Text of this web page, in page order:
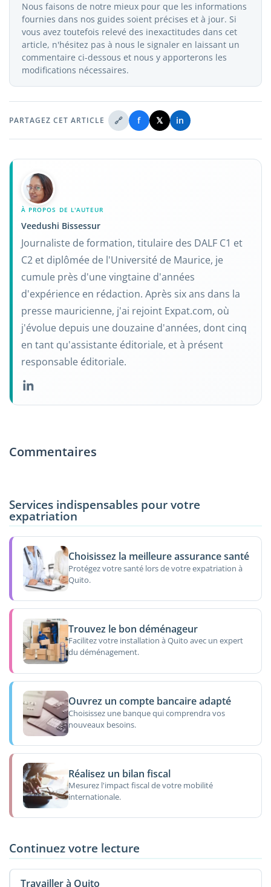
Nous faisons de notre mieux pour que les informations
fournies dans nos guides soient précises et à jour. Si
vous avez toutefois relevé des inexactitudes dans cet
article, n'hésitez pas à nous le signaler en laissant un
commentaire ci-dessous et nous y apporterons les
modifications nécessaires.
PARTAGEZ CET ARTICLE 🔗 f 𝕏 in
À PROPOS DE L'AUTEUR
Veedushi Bissessur
Journaliste de formation, titulaire des DALF C1 et
C2 et diplômée de l'Université de Maurice, je
cumule près d'une vingtaine d'années
d'expérience en rédaction. Après six ans dans la
presse mauricienne, j'ai rejoint Expat.com, où
j'évolue depuis une douzaine d'années, dont cinq
en tant qu'assistante éditoriale, et à présent
responsable éditoriale.
Commentaires
Services indispensables pour votre
expatriation
Choisissez la meilleure assurance santé
Protégez votre santé lors de votre expatriation à
Quito.
Trouvez le bon déménageur
Facilitez votre installation à Quito avec un expert
du déménagement.
Ouvrez un compte bancaire adapté
Choisissez une banque qui comprendra vos
nouveaux besoins.
Réalisez un bilan fiscal
Mesurez l'impact fiscal de votre mobilité
internationale.
Continuez votre lecture
Travailler à Quito